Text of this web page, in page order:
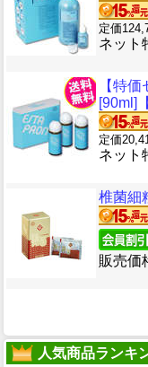
定価
ネット
【特
[90ml]
定価
ネット
椎菌細
販売価
人気商品ランキ